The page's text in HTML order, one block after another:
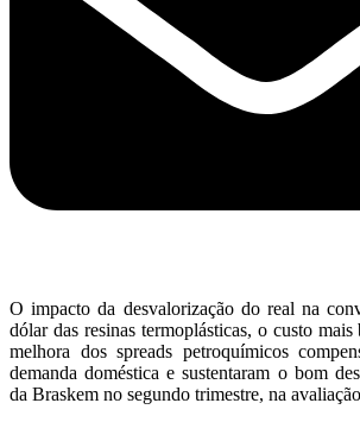
O impacto da desvalorização do real na
dólar das resinas termoplásticas, o custo
melhora dos spreads petroquímicos
demanda doméstica e sustentaram o bom
da Braskem no segundo trimestre, na